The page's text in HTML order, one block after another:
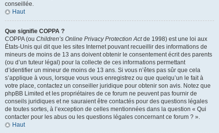
conseillée.
Haut
Que signifie COPPA ?
COPPA (ou Children’s Online Privacy Protection Actde 1998) est une loi aux
États-Unis qui dit que les sites Internet pouvant recueillir des informations de
mineurs de moins de 13 ans doivent obtenir le consentement écrit des parents
(ou d’un tuteur légal) pour la collecte de ces informations permettant
d’identifier un mineur de moins de 13 ans. Si vous n’êtes pas sûr que cela
s’applique à vous, lorsque vous vous enregistrez ou que quelqu’un le fait à
votre place, contactez un conseiller juridique pour obtenir son avis. Notez que
phpBB Limited et les propriétaires de ce forum ne peuvent pas fournir de
conseils juridiques et ne sauraient être contactés pour des questions légales
de toutes sortes, à l’exception de celles mentionnées dans la question « Qui
contacter pour les abus ou les questions légales concernant ce forum ? ».
Haut